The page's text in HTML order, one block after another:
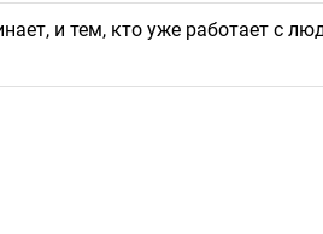
и тем, кто уже работает с